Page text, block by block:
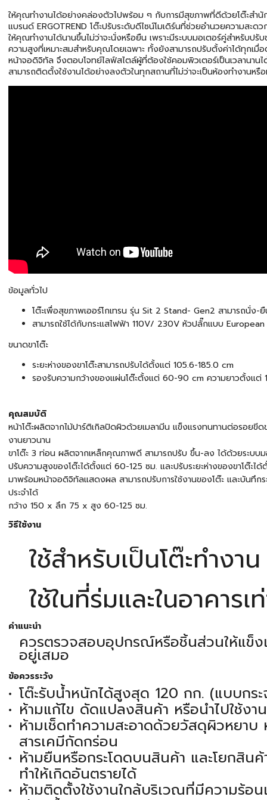
ให้คุณทำงานได้อย่างคล่องตัวไปพร้อม ๆ กับการมีสุขภาพที่ดีด้วยโต๊ะสำนั
แบรนด์ ERGOTREND โต๊ะปรับระดับดีไซน์โมเดิร์นที่ช่วยอำนวยความสะด
ให้คุณทำงานได้นานขึ้นไม่ว่าจะนั่งหรือยืน เพราะมีระบบมอเตอร์คู่สำหรับปรับ
ความสูงที่เหมาะสมสำหรับคุณโดยเฉพาะ ทั้งยังสามารถปรับตั้งค่าได้ทุกเมื่
หน้าจอดิจิทัล จึงตอบโจทย์ไลฟ์สไตล์ผู้ที่ต้องใช้คอมพิวเตอร์เป็นเวลานาน
สามารถติดตั้งใช้งานได้อย่างลงตัวในทุกสถานที่ไม่ว่าจะเป็นห้องทำงานหรื
ข้อมูลทั่วไป
โต๊ะเพื่อสุขภาพเออร์โกเทรน รุ่น Sit 2 Stand- Gen2 สามารถนั่ง-
สามารถใช้ได้กับกระแสไฟฟ้า 110V/ 230V หัวปลั๊กแบบ
ขนาดขาโต๊ะ
ระยะห่างของขาโต๊ะสามารถปรับได้ตั้งแต่ 105.6-185.0 cm
รองรับความกว้างของแผ่นโต๊ะตั้งแต่ 60-90 cm ความยาวตั้งแต่
คุณสมบัติ
หน้าโต๊ะผลิตจากไม้ปาร์ติเกิลปิดผิวด้วยเมลามีน แข็งแรงทนทานต่อรอยขีด
งานยาวนาน
ขาโต๊ะ 3 ท่อน ผลิตจากเหล็กคุณภาพดี สามารถปรับ ขึ้น-ลง ได้ด้วยระบบ
ปรับความสูงของโต๊ะได้ตั้งแต่ 60-125 ซม. และปรับระยะห่างของขาโต๊ะไ
มาพร้อมหน้าจอดิจิทัลแสดงผล สามารถปรับการใช้งานของโต๊ะ และบันทึกร
ประจำได้
กว้าง 150 x ลึก 75 x สูง 60-125 ซม.
วิธีใช้งาน
ใช้สำหรับเป็นโต๊ะทำงาน
ใช้ในที่ร่มและในอาคารเ
คำแนะนำ
ควรตรวจสอบอุปกรณ์หรือชิ้นส่วนให้แข็
อยู่เสมอ
ข้อควรระวัง
โต๊ะรับน้ำหนักได้สูงสุด 120 กก. (แบบกร
ห้ามแก้ไข ดัดแปลงสินค้า หรือนำไปใช้งา
ห้ามเช็ดทำความสะอาดด้วยวัสดุผิวหยาบ
สารเคมีกัดกร่อน
ห้ามยืนหรือกระโดดบนสินค้า และโยกสินค้
ทำให้เกิดอันตรายได้
ห้ามติดตั้งใช้งานใกล้บริเวณที่มีความร้อน